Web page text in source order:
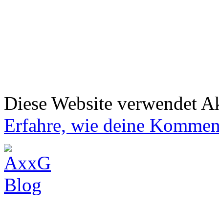
Diese Website verwendet
Erfahre, wie deine